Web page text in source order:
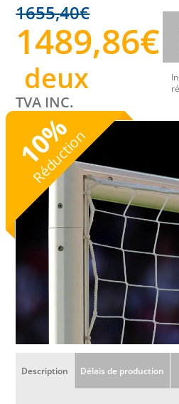
1655,40€
1489,86€
deux
TVA INC.
10
%
Réduction
Description Délais de production